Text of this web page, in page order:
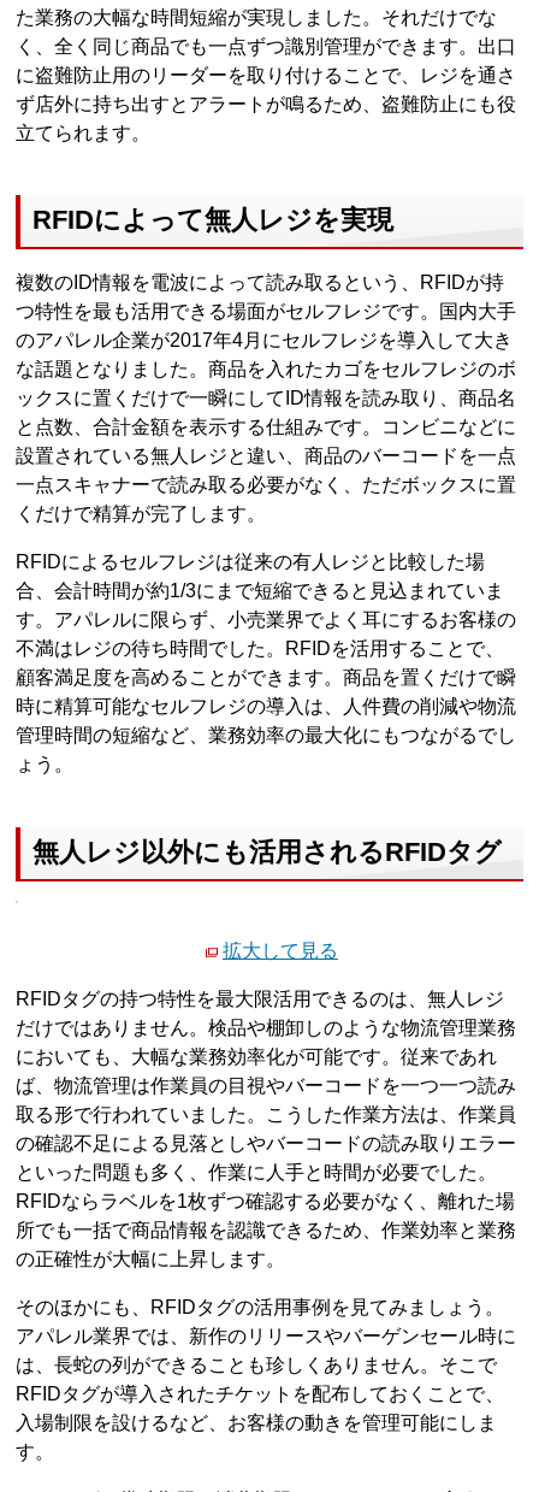
た業務の大幅な時間短縮が実現しました。それだけでな
く、全く同じ商品でも一点ずつ識別管理ができます。出口
に盗難防止用のリーダーを取り付けることで、レジを通さ
ず店外に持ち出すとアラートが鳴るため、盗難防止にも役
立てられます。
RFIDによって無人レジを実現
複数のID情報を電波によって読み取るという、RFIDが持
つ特性を最も活用できる場面がセルフレジです。国内大手
のアパレル企業が2017年4月にセルフレジを導入して大き
な話題となりました。商品を入れたカゴをセルフレジのボ
ックスに置くだけで一瞬にしてID情報を読み取り、商品名
と点数、合計金額を表示する仕組みです。コンビニなどに
設置されている無人レジと違い、商品のバーコードを一点
一点スキャナーで読み取る必要がなく、ただボックスに置
くだけで精算が完了します。
RFIDによるセルフレジは従来の有人レジと比較した場
合、会計時間が約1/3にまで短縮できると見込まれていま
す。アパレルに限らず、小売業界でよく耳にするお客様の
不満はレジの待ち時間でした。RFIDを活用することで、
顧客満足度を高めることができます。商品を置くだけで瞬
時に精算可能なセルフレジの導入は、人件費の削減や物流
管理時間の短縮など、業務効率の最大化にもつながるでし
ょう。
無人レジ以外にも活用されるRFIDタグ
拡大して見る
RFIDタグの持つ特性を最大限活用できるのは、無人レジ
だけではありません。検品や棚卸しのような物流管理業務
においても、大幅な業務効率化が可能です。従来であれ
ば、物流管理は作業員の目視やバーコードを一つ一つ読み
取る形で行われていました。こうした作業方法は、作業員
の確認不足による見落としやバーコードの読み取りエラー
といった問題も多く、作業に人手と時間が必要でした。
RFIDならラベルを1枚ずつ確認する必要がなく、離れた場
所でも一括で商品情報を認識できるため、作業効率と業務
の正確性が大幅に上昇します。
そのほかにも、RFIDタグの活用事例を見てみましょう。
アパレル業界では、新作のリリースやバーゲンセール時に
は、長蛇の列ができることも珍しくありません。そこで
RFIDタグが導入されたチケットを配布しておくことで、
入場制限を設けるなど、お客様の動きを管理可能にしま
す。